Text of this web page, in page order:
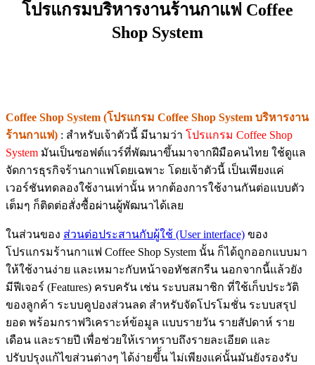
โปรแกรมบริหารงานร้านกาแฟ Coffee
Shop System
Coffee Shop System (โปรแกรม Coffee Shop System บริหารงาน
ร้านกาแฟ) : สำหรับเจ้าตัวนี้ มีนามว่า โปรแกรม Coffee Shop
System มันเป็นซอฟต์แวร์ที่พัฒนาขึ้นมาจากฝีมือคนไทย ใช้ดูแล
จัดการธุรกิจร้านกาแฟโดยเฉพาะ โดยเจ้าตัวนี้ เป็นเพียงแค่
เวอร์ชันทดลองใช้งานเท่านั้น หากต้องการใช้งานกันต่อแบบตัว
เต็มๆ ก็ติดต่อสั่งซื้อผ่านผู้พัฒนาได้เลย
ในส่วนของ ส่วนต่อประสานกับผู้ใช้ (User interface) ของ
โปรแกรมร้านกาแฟ Coffee Shop System นั้น ก็ได้ถูกออกแบบมา
ให้ใช้งานง่าย และเหมาะกับหน้าจอทัชสกรีน นอกจากนี้แล้วยัง
มีฟีเจอร์ (Features) ครบครัน เช่น ระบบสมาชิก ที่ใช้เก็บประวัติ
ของลูกค้า ระบบคูปองส่วนลด สำหรับจัดโปรโมชั่น ระบบสรุป
ยอด พร้อมกราฟวิเคราะห์ข้อมูล แบบรายวัน รายสัปดาห์ ราย
เดือน และรายปี เพื่อช่วยให้เราทราบถึงรายละเอียด และ
ปรับปรุงแก้ไขส่วนต่างๆ ได้ง่ายขึ้้น ไม่เพียงแค่นั้นมันยังรองรับ